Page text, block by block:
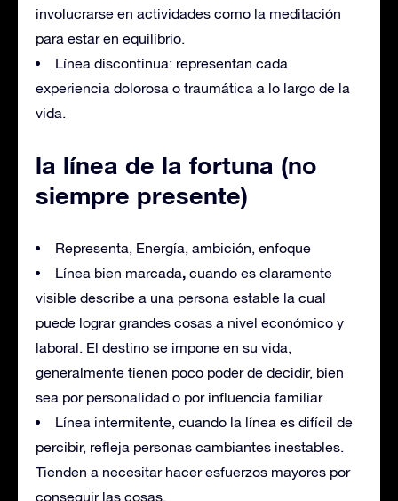
involucrarse en actividades como la meditación
para estar en equilibrio.
Línea discontinua: representan cada
experiencia dolorosa o traumática a lo largo de la
vida.
la línea de la fortuna (no
siempre presente)
Representa, Energía, ambición, enfoque
Línea bien marcada, cuando es claramente
visible describe a una persona estable la cual
puede lograr grandes cosas a nivel económico y
laboral. El destino se impone en su vida,
generalmente tienen poco poder de decidir, bien
sea por personalidad o por influencia familiar
Línea intermitente, cuando la línea es difícil de
percibir, refleja personas cambiantes inestables.
Tienden a necesitar hacer esfuerzos mayores por
conseguir las cosas.